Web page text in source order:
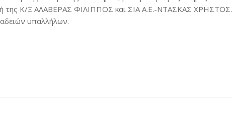
της Κ/Ξ ΑΛΑΒΕΡΑΣ ΦΙΛΙΠΠΟΣ και ΣΙΑ Α.Ε.-ΝΤΑΣΚΑΣ ΧΡΗΣΤΟΣ΄΄.
υπαλλήλων.